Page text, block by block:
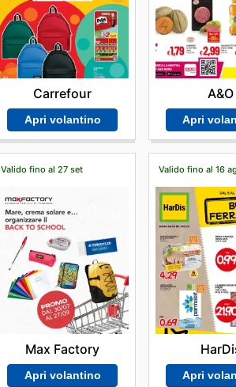
Carrefour
Apri volantino
A&O
Apri
Valido fino al 27 set
Max Factory
Apri volantino
Valido fino al 16
Apri